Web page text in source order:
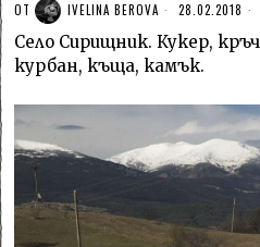
ОТ IVELINA BEROVA 28.02.2018
Село Сирищник. Кукер,
курбан, къщa, камък.